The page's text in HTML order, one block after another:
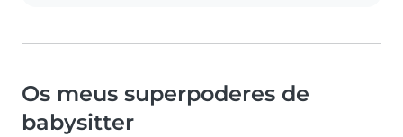
Os meus superpoderes de
babysitter